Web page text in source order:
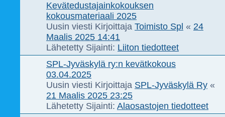
Kevätedustajainkokouksen
kokousmateriaali 2025
Uusin viesti Kirjoittaja Toimisto Spl « 24
Maalis 2025 14:41
Lähetetty Sijainti: Liiton tiedotteet
SPL-Jyväskylä ry:n kevätkokous
03.04.2025
Uusin viesti Kirjoittaja SPL-Jyväskylä Ry «
21 Maalis 2025 23:25
Lähetetty Sijainti: Alaosastojen tiedotteet